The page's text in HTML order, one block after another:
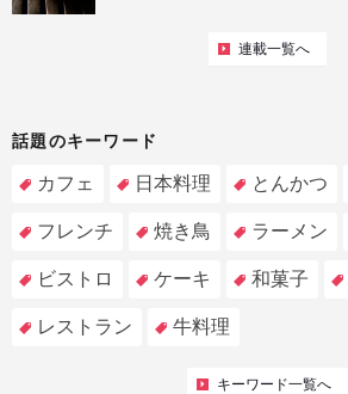
連載一覧へ
話題のキーワード
カフェ 日本料理 とんかつ
フレンチ 焼き鳥 ラーメン
ビストロ ケーキ 和菓子
レストラン 牛料理
キーワード一覧へ